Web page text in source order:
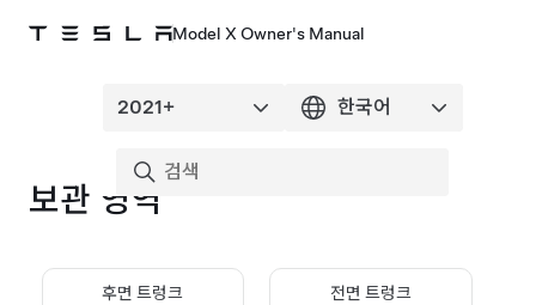
Model X Owner's Manual
보관 영역
후면 트렁크 전면 트렁크